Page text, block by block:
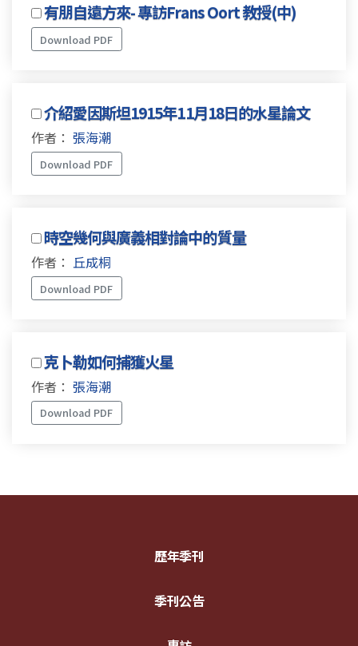
有朋自遠方來- 專訪Frans Oort 教授(中)
Download PDF
介紹愛因斯坦1915年11月18日的水星論文
作者： 張海潮
Download PDF
時空幾何與廣義相對論中的質量
作者： 丘成桐
Download PDF
克卜勒如何捕獲火星
作者： 張海潮
Download PDF
歷年季刊
季刊公告